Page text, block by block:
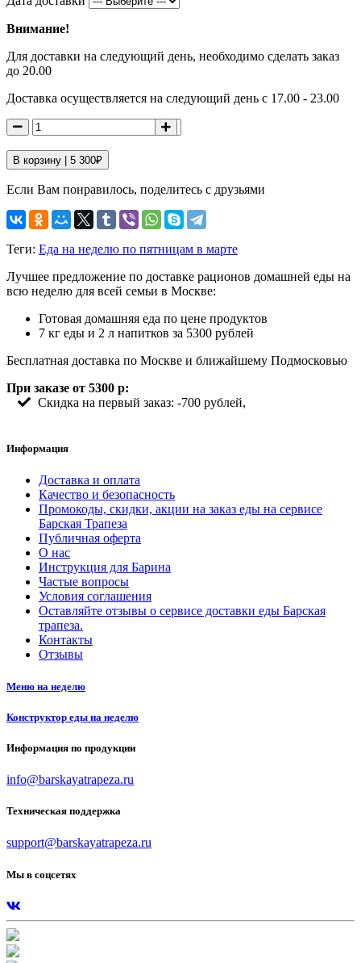
Внимание!
Для доставки на следующий день, необходимо сделать заказ
до 20.00
Доставка осуществляется на следующий день с 17.00 - 23.00
В корзину | 5 300₽
Если Вам понравилось, поделитесь с друзьями
Теги: Еда на неделю по пятницам в марте
Лучшее предложение по доставке рационов домашней еды на
всю неделю для всей семьи в Москве:
Готовая домашняя еда по цене продуктов
7 кг еды и 2 л напитков за 5300 рублей
Бесплатная доставка по Москве и ближайшему Подмосковью
При заказе от 5300 р:
Скидка на первый заказ: -700 рублей,
Информация
Доставка и оплата
Качество и безопасность
Промокоды, скидки, акции на заказ еды на сервисе
Барская Трапеза
Публичная оферта
О нас
Инструкция для Барина
Частые вопросы
Условия соглашения
Оставляйте отзывы о сервисе доставки еды Барская
трапеза.
Контакты
Отзывы
Меню на неделю
Конструктор еды на неделю
Информация по продукции
info@barskayatrapeza.ru
Техническая поддержка
support@barskayatrapeza.ru
Мы в соцсетях